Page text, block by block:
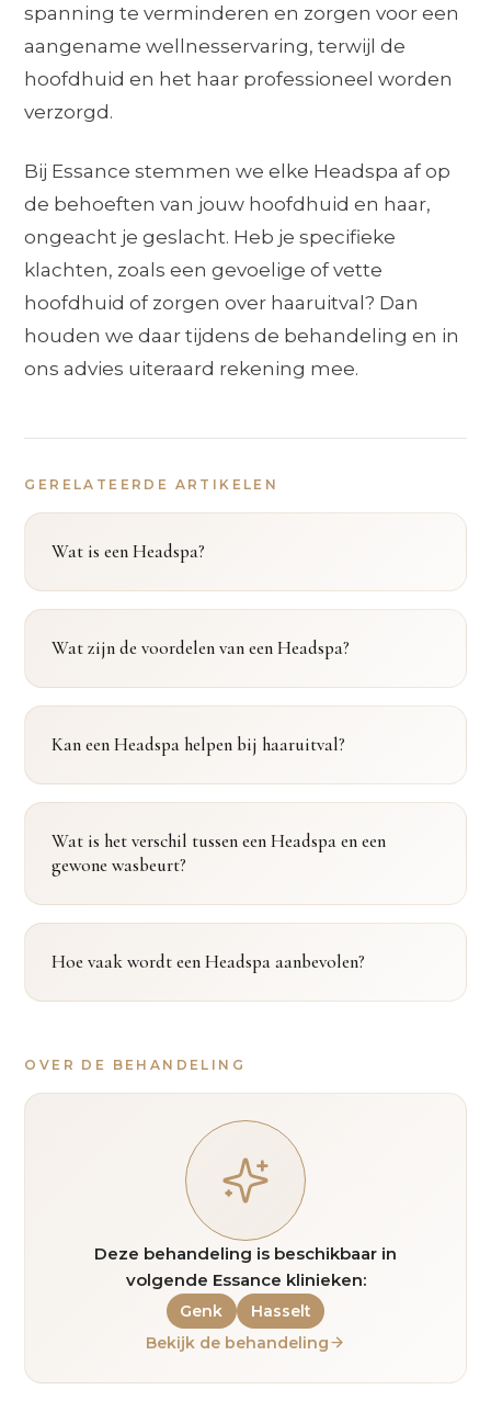
spanning te verminderen en zorgen voor een
aangename wellnesservaring, terwijl de
hoofdhuid en het haar professioneel worden
verzorgd.
Bij Essance stemmen we elke Headspa af op
de behoeften van jouw hoofdhuid en haar,
ongeacht je geslacht. Heb je specifieke
klachten, zoals een gevoelige of vette
hoofdhuid of zorgen over haaruitval? Dan
houden we daar tijdens de behandeling en in
ons advies uiteraard rekening mee.
GERELATEERDE ARTIKELEN
Wat is een Headspa?
Wat zijn de voordelen van een Headspa?
Kan een Headspa helpen bij haaruitval?
Wat is het verschil tussen een Headspa en een
gewone wasbeurt?
Hoe vaak wordt een Headspa aanbevolen?
OVER DE BEHANDELING
Deze behandeling is beschikbaar in
volgende Essance klinieken:
Genk
Hasselt
Bekijk de behandeling